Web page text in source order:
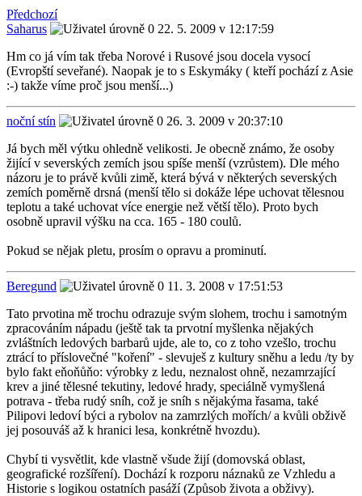
Předchozí
Saharus
22. 5. 2009 v 12:17:59
Hm co já vím tak třeba Norové i Rusové jsou docela vysocí
(Evropští seveřané). Naopak je to s Eskymáky ( kteří pochází z Asie
:-) takže víme proč jsou menší...)
noční stín
26. 3. 2009 v 20:37:10
Já bych měl výtku ohledně velikosti. Je obecně známo, že osoby
žijící v severských zemích jsou spíše menší (vzrůstem). Dle mého
názoru je to právě kvůli zimě, která bývá v některých severských
zemích poměrně drsná (menší tělo si dokáže lépe uchovat tělesnou
teplotu a také uchovat více energie než větší tělo). Proto bych
osobně upravil výšku na cca. 165 - 180 coulů.
Pokud se nějak pletu, prosím o opravu a prominutí.
Beregund
11. 3. 2008 v 17:51:53
Tato prvotina mě trochu odrazuje svým slohem, trochu i samotným
zpracováním nápadu (ještě tak ta prvotní myšlenka nějakých
zvláštních ledových barbarů ujde, ale to, co z toho vzešlo, trochu
ztrácí to příslovečné "koření" - slevuješ z kultury sněhu a ledu /ty by
bylo fakt eňoňůňo: výrobky z ledu, neznalost ohně, nezamrzající
krev a jiné tělesné tekutiny, ledové hrady, speciálně vymyšlená
potrava - třeba rudý sníh, což je sníh s nějakýma řasama, také
Pilipovi ledoví býci a rybolov na zamrzlých mořích/ a kvůli obživě
jej posouváš až k hranici lesa, konkrétně hvozdu).
Chybí ti vysvětlit, kde vlastně všude žijí (domovská oblast,
geografické rozšíření). Dochází k rozporu náznaků ze Vzhledu a
Historie s logikou ostatních pasáží (Způsob života a obživy).